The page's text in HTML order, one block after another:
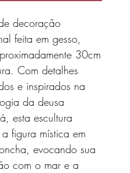
decoração
feita em gesso,
30cm
Com detalhes
e inspirados na
da deusa
esta escultura
a figura mística em
evocando sua
com o mar e a